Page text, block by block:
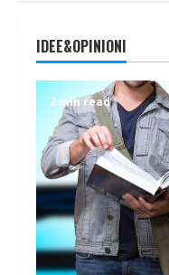
IDEE&OPINIONI
2 min read